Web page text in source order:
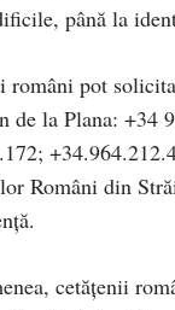
până la
români pot
de la Plana: +34
Români din
cetăţenii